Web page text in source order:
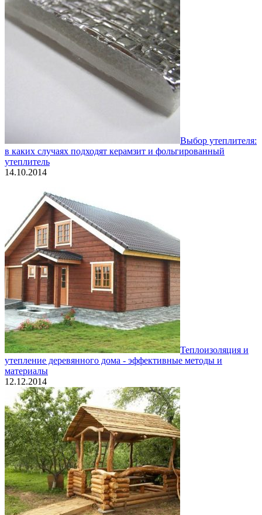
Выбор утеплителя:
в каких случаях подходят керамзит и фольгированный
утеплитель
14.10.2014
Теплоизоляция и
утепление деревянного дома - эффективные методы и
материалы
12.12.2014